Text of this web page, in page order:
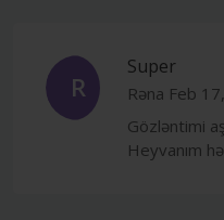
R
Super
Rəna Feb
Gözləntimi
Heyvanım